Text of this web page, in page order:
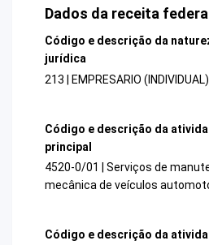
Dados da receita federal
Código e descrição da
jurídica
213 | EMPRESARIO (INDIVIDUAL)
Código e descrição da
principal
4520-0/01 | Serviços de
mecânica de veículos
Código e descrição da